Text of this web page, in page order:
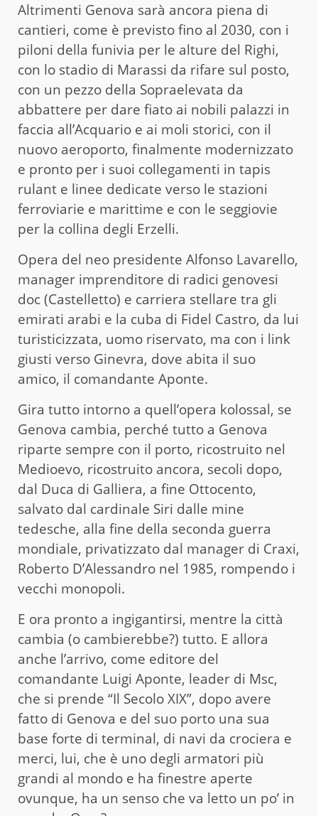
Altrimenti Genova sarà ancora piena di
cantieri, come è previsto fino al 2030, con i
piloni della funivia per le alture del Righi,
con lo stadio di Marassi da rifare sul posto,
con un pezzo della Sopraelevata da
abbattere per dare fiato ai nobili palazzi in
faccia all’Acquario e ai moli storici, con il
nuovo aeroporto, finalmente modernizzato
e pronto per i suoi collegamenti in tapis
rulant e linee dedicate verso le stazioni
ferroviarie e marittime e con le seggiovie
per la collina degli Erzelli.
Opera del neo presidente Alfonso Lavarello,
manager imprenditore di radici genovesi
doc (Castelletto) e carriera stellare tra gli
emirati arabi e la cuba di Fidel Castro, da lui
turisticizzata, uomo riservato, ma con i link
giusti verso Ginevra, dove abita il suo
amico, il comandante Aponte.
Gira tutto intorno a quell’opera kolossal, se
Genova cambia, perché tutto a Genova
riparte sempre con il porto, ricostruito nel
Medioevo, ricostruito ancora, secoli dopo,
dal Duca di Galliera, a fine Ottocento,
salvato dal cardinale Siri dalle mine
tedesche, alla fine della seconda guerra
mondiale, privatizzato dal manager di Craxi,
Roberto D’Alessandro nel 1985, rompendo i
vecchi monopoli.
E ora pronto a ingigantirsi, mentre la città
cambia (o cambierebbe?) tutto. E allora
anche l’arrivo, come editore del
comandante Luigi Aponte, leader di Msc,
che si prende “Il Secolo XIX”, dopo avere
fatto di Genova e del suo porto una sua
base forte di terminal, di navi da crociera e
merci, lui, che è uno degli armatori più
grandi al mondo e ha finestre aperte
ovunque, ha un senso che va letto un po’ in